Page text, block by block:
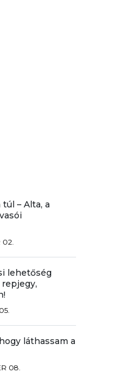
– Alta, a
lehetőség
láthassam a
08.